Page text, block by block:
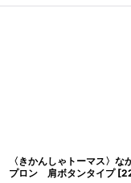
〈きかんしゃトーマス〉な
プロン 肩ボタンタイプ [